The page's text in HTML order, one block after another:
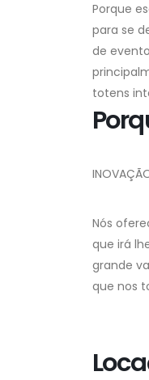
Porque
para se
de
totens
Nós
que irá
grande
que nos